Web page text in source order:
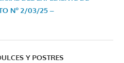
Nº 2/03/25 –
Y POSTRES